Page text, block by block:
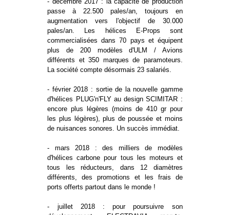
passe à 22.500 pales/an, toujours en
augmentation vers l'objectif de 30.000
pales/an. Les hélices E-Props sont
commercialisées dans 70 pays et équipent
plus de 200 modèles d'ULM / Avions
différents et 350 marques de paramoteurs.
La société compte désormais 23 salariés.
- février 2018 : sortie de la nouvelle gamme
d'hélices PLUG'n'FLY au design SCIMITAR :
encore plus légères (moins de 410 gr pour
les plus légères), plus de poussée et moins
de nuisances sonores. Un succès immédiat.
- mars 2018 : des milliers de modèles
d'hélices carbone pour tous les moteurs et
tous les réducteurs, dans 12 diamètres
différents, des promotions et les frais de
ports offerts partout dans le monde !
- juillet 2018 : pour poursuivre son